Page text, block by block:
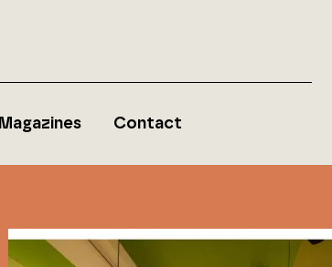
Magazines Contact